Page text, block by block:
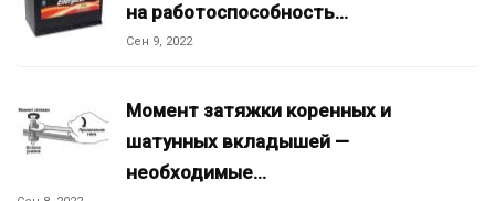
на работоспособность…
Сен 9, 2022
Момент затяжки коренных и
шатунных вкладышей —
необходимые…